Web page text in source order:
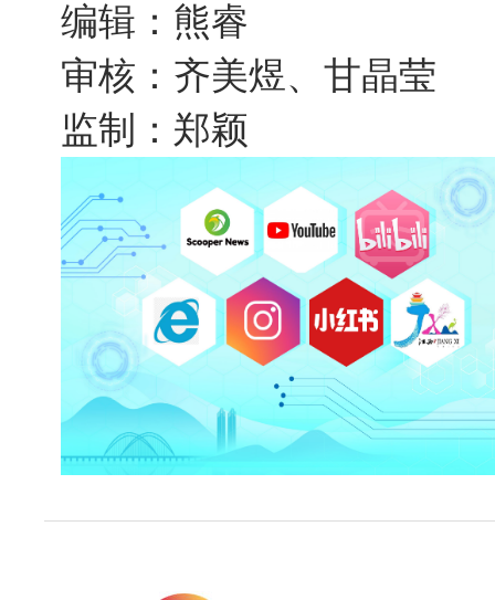
编辑：熊睿
审核：齐美煜、甘晶莹
监制：郑颖